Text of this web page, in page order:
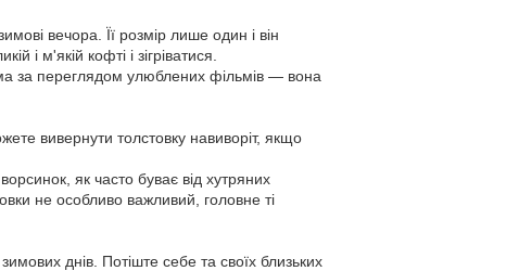
вечора. Її розмір лише один і він
і м'якій кофті і зігріватися.
за переглядом улюблених фільмів — вона
вивернути толстовку навиворіт, якщо
як часто буває від хутряних
не особливо важливий, головне ті
днів. Потіште себе та своїх близьких